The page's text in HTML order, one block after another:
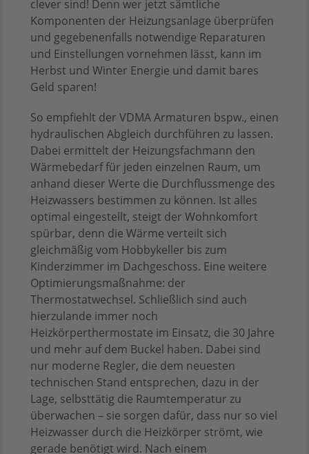
clever sind! Denn wer jetzt sämtliche
Komponenten der Heizungsanlage überprüfen
und gegebenenfalls notwendige Reparaturen
und Einstellungen vornehmen lässt, kann im
Herbst und Winter Energie und damit bares
Geld sparen!
So empfiehlt der VDMA Armaturen bspw., einen
hydraulischen Abgleich durchführen zu lassen.
Dabei ermittelt der Heizungsfachmann den
Wärmebedarf für jeden einzelnen Raum, um
anhand dieser Werte die Durchflussmenge des
Heizwassers bestimmen zu können. Ist alles
optimal eingestellt, steigt der Wohnkomfort
spürbar, denn die Wärme verteilt sich
gleichmäßig vom Hobbykeller bis zum
Kinderzimmer im Dachgeschoss. Eine weitere
Optimierungsmaßnahme: der
Thermostatwechsel. Schließlich sind auch
hierzulande immer noch
Heizkörperthermostate im Einsatz, die 30 Jahre
und mehr auf dem Buckel haben. Dabei sind
nur moderne Regler, die dem neuesten
technischen Stand entsprechen, dazu in der
Lage, selbsttätig die Raumtemperatur zu
überwachen – sie sorgen dafür, dass nur so viel
Heizwasser durch die Heizkörper strömt, wie
gerade benötigt wird. Nach einem